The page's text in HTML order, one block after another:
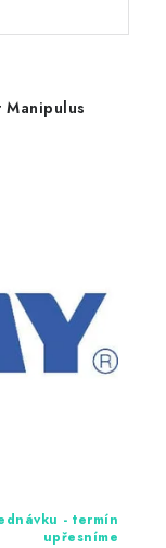
Manipulus
- termín
upřesníme